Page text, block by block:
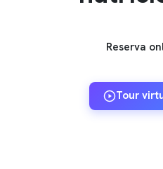
Reserva
Tour